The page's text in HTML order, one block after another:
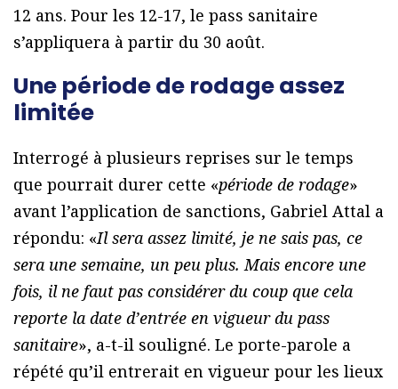
12 ans. Pour les 12-17, le pass sanitaire
s’appliquera à partir du 30 août.
Une période de rodage assez
limitée
Interrogé à plusieurs reprises sur le temps
que pourrait durer cette «période de rodage»
avant l’application de sanctions, Gabriel Attal a
répondu: «Il sera assez limité, je ne sais pas, ce
sera une semaine, un peu plus. Mais encore une
fois, il ne faut pas considérer du coup que cela
reporte la date d’entrée en vigueur du pass
sanitaire», a-t-il souligné. Le porte-parole a
répété qu’il entrerait en vigueur pour les lieux